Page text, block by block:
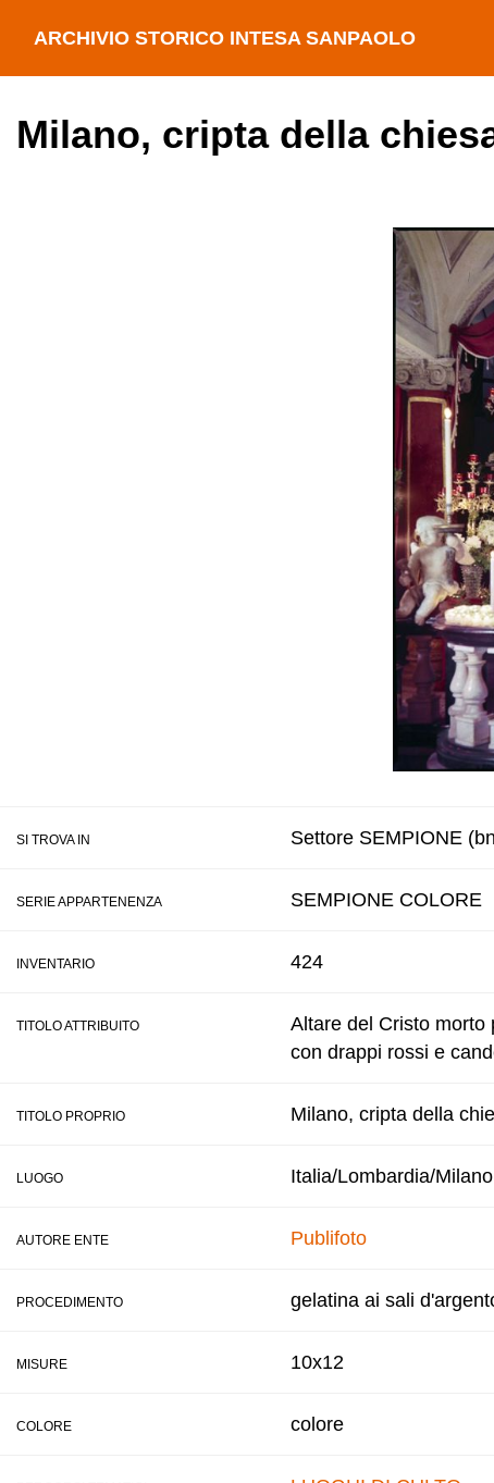
ARCHIVIO STORICO INTESA SANPAOLO
Milano, cripta della
SI TROVA IN Settore SEMPIONE
SERIE APPARTENENZA SEMPIONE COLORE
INVENTARIO 424
TITOLO ATTRIBUITO
Altare del Cristo morto
con drappi rossi e
TITOLO PROPRIO Milano, cripta della
LUOGO Italia/Lombardia/Milano
AUTORE ENTE Publifoto
PROCEDIMENTO gelatina ai sali
MISURE 10x12
COLORE colore